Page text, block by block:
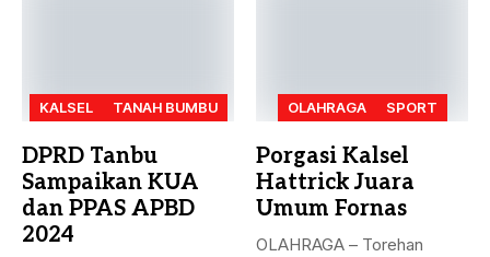
KALSEL TANAH BUMBU
DPRD Tanbu
Sampaikan KUA
dan PPAS APBD
2024
OLAHRAGA SPORT
Porgasi Kalsel
Hattrick Juara
Umum Fornas
OLAHRAGA – Torehan